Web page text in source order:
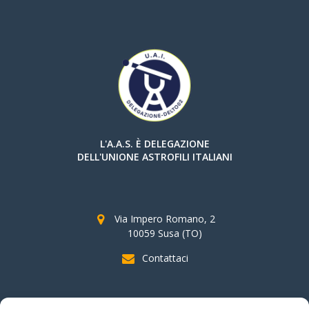
L'A.A.S. È DELEGAZIONE
DELL'UNIONE ASTROFILI ITALIANI
Via Impero Romano, 2
10059 Susa (TO)
Contattaci